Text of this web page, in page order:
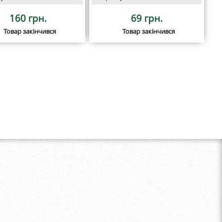
160 грн.
Товар закінчився
69 грн.
Товар закінчився